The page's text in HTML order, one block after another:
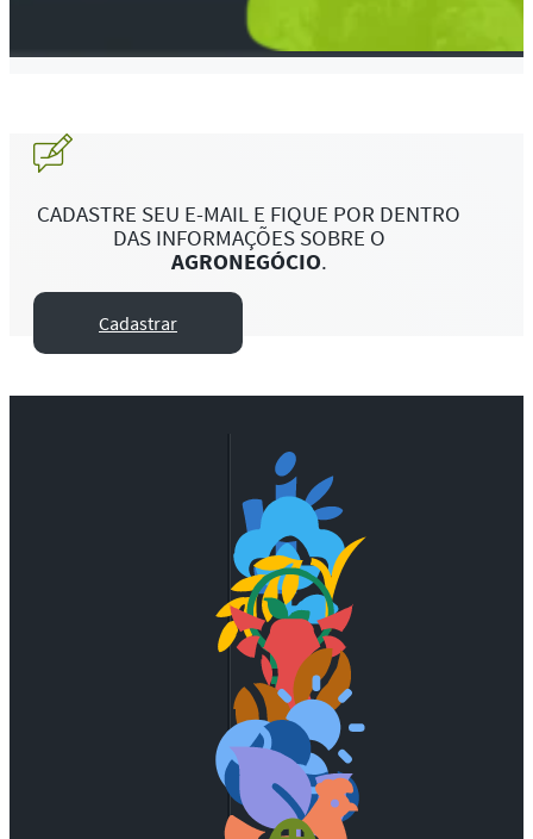
CADASTRE SEU E-MAIL E FIQUE POR DENTRO
DAS INFORMAÇÕES SOBRE O
AGRONEGÓCIO.
Cadastrar